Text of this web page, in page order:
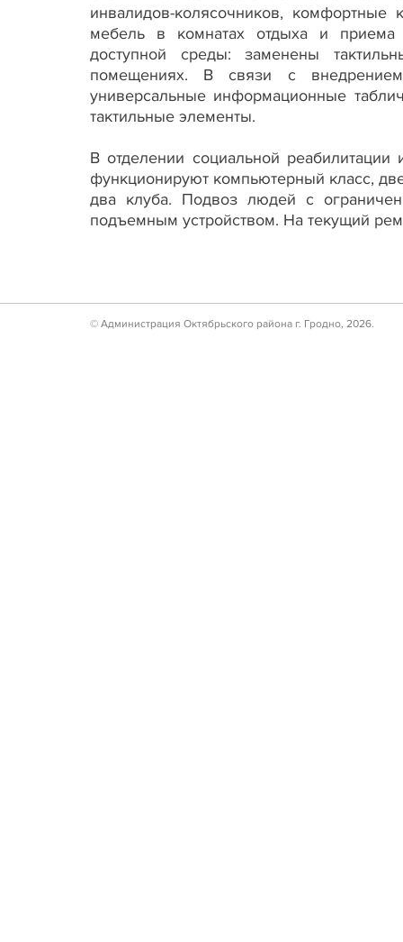
инвалидов-колясочников,
мебель в комнатах отдыха и
доступной среды: заменены
помещениях. В связи с
универсальные информационные
тактильные элементы.
В отделении социальной
функционируют компьютерный класс,
два клуба. Подвоз людей с
подъемным устройством. На текущий
© Администрация Октябрьского района г. Гродно, 2026.